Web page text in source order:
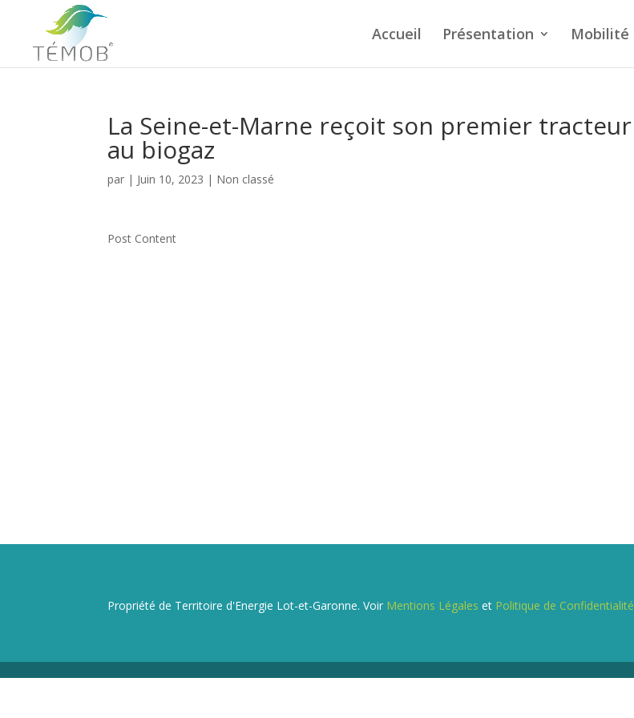
Accueil Présentation Mobilité
La Seine-et-Marne reçoit son premier
au biogaz
par | Juin 10, 2023 | Non classé
Post Content
Propriété de Territoire d'Energie Lot-et-Garonne. Voir Mentions Légales et Politique de Confidentialité